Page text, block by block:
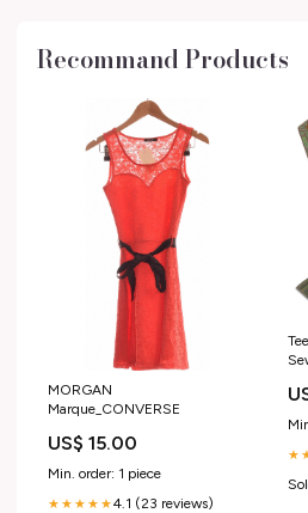
Recommand Products
MORGAN
Marque_CONVERSE
US$ 15.00
Min. order: 1 piece
★★★★★4.1 (23 reviews)